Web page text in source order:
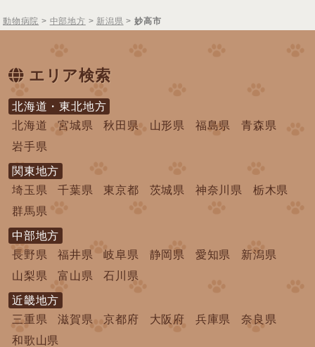
動物病院 > 中部地方 > 新潟県 >妙高市
エリア検索
北海道・東北地方
北海道
宮城県 秋田県 山形県 福島県
青森県
岩手県
関東地方
埼玉県
千葉県 東京都 茨城県 神奈川県
栃木県
群馬県
中部地方
長野県
福井県 岐阜県 静岡県 愛知県
新潟県
山梨県
富山県 石川県
近畿地方
三重県
滋賀県 京都府 大阪府 兵庫県
奈良県
和歌山県